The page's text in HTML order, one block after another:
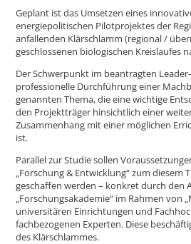
Geplant ist das Umsetzen eines
energiepolitischen Pilotprojektes der
anfallenden Klärschlamm (regional /
geschlossenen biologischen Kreislaufes
Der Schwerpunkt im beantragten
professionelle Durchführung einer
genannten Thema, die eine wichtige
den Projektträger hinsichtlich einer
Zusammenhang mit einer möglichen
ist.
Parallel zur Studie sollen
„Forschung & Entwicklung“ zum diesem
geschaffen werden – konkret durch den
„Forschungsakademie“ im Rahmen von
universitären Einrichtungen und
fachbezogenen Experten. Diese
des Klärschlammes.